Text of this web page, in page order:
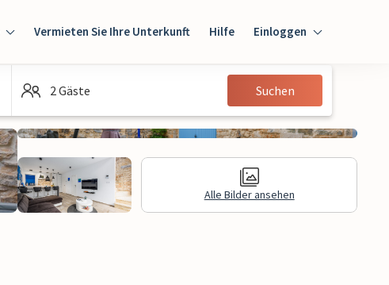
Vermieten Sie Ihre Unterkunft Hilfe Einloggen
Einloggen
Gast
2 Gäste Suchen
Alle Bilder ansehen